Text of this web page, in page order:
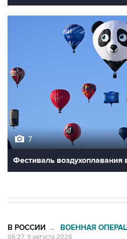
7
Фестиваль воздухоплавания
В РОССИИ → ВОЕННАЯ
06:27, 9 августа 2026